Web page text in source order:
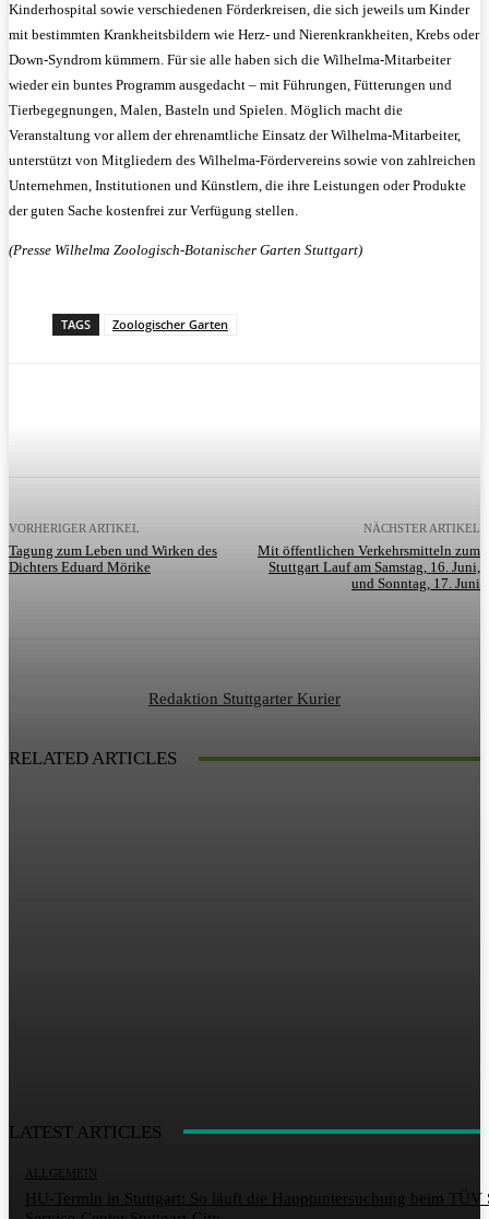
Kinderhospital sowie verschiedenen Förderkreisen, die sich jeweils um Kinder
mit bestimmten Krankheitsbildern wie Herz- und Nierenkrankheiten, Krebs oder
Down-Syndrom kümmern. Für sie alle haben sich die Wilhelma-Mitarbeiter
wieder ein buntes Programm ausgedacht – mit Führungen, Fütterungen und
Tierbegegnungen, Malen, Basteln und Spielen. Möglich macht die
Veranstaltung vor allem der ehrenamtliche Einsatz der Wilhelma-Mitarbeiter,
unterstützt von Mitgliedern des Wilhelma-Fördervereins sowie von zahlreichen
Unternehmen, Institutionen und Künstlern, die ihre Leistungen oder Produkte
der guten Sache kostenfrei zur Verfügung stellen.
(Presse Wilhelma Zoologisch-Botanischer Garten Stuttgart)
TAGS Zoologischer Garten
VORHERIGER ARTIKEL
Tagung zum Leben und Wirken des
Dichters Eduard Mörike
NÄCHSTER ARTIKEL
Mit öffentlichen Verkehrsmitteln zum
Stuttgart Lauf am Samstag, 16. Juni,
und Sonntag, 17. Juni
Redaktion Stuttgarter Kurier
RELATED ARTICLES
LATEST ARTICLES
ALLGEMEIN
HU-Termin in Stuttgart: So läuft die Hauptuntersuchung beim TÜV